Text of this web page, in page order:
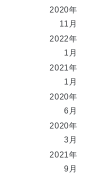
2020年
11月
2022年
1月
2021年
1月
2020年
6月
2020年
3月
2021年
9月